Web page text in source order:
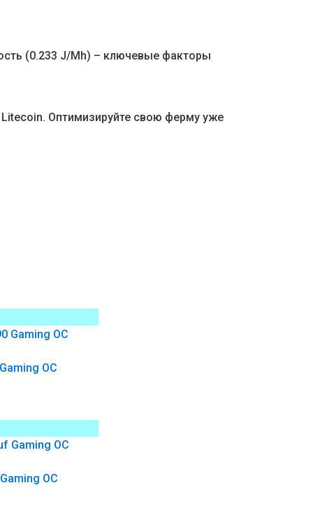
(0.233 J/Mh) – ключевые факторы
Оптимизируйте свою ферму уже
OC
OC